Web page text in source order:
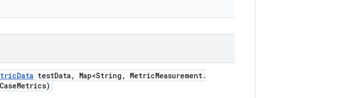
Data testData , Map<String , MetricMeasurement.
CaseMetrics)